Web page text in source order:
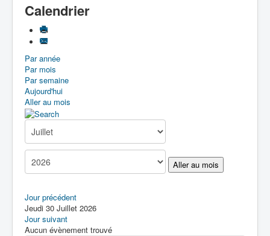
La Fédération
Vie fédérale
Examens
Le Magazine
Les Médailles
Boîte à Outils
Contact
Calendrier
Par année
Par mois
Par semaine
Aujourd'hui
Aller au mois
Aller au mois
Jour précédent
Jeudi 30 Juillet 2026
Jour suivant
Aucun évènement trouvé